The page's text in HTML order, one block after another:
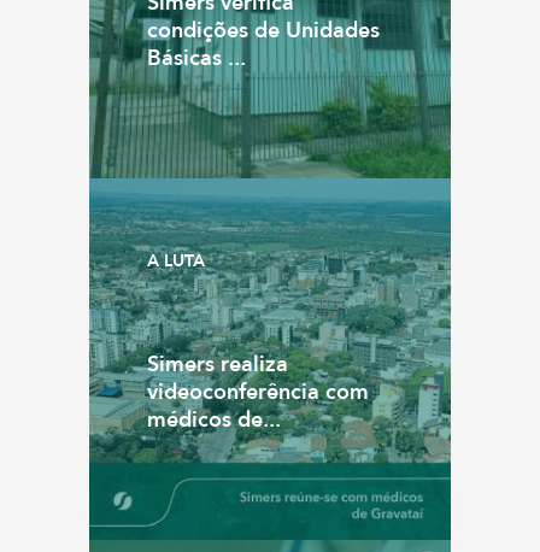
condições de Unidades
Básicas ...
A LUTA
Simers realiza
videoconferência com
médicos de...